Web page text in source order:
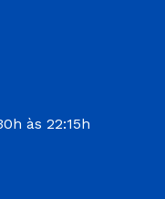
às 22:15h